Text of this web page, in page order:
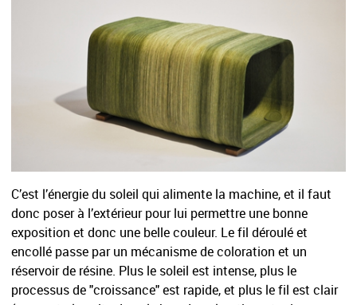
C’est l’énergie du soleil qui alimente la machine, et il faut
donc poser à l’extérieur pour lui permettre une bonne
exposition et donc une belle couleur. Le fil déroulé et
encollé passe par un mécanisme de coloration et un
réservoir de résine. Plus le soleil est intense, plus le
processus de "croissance" est rapide, et plus le fil est clair